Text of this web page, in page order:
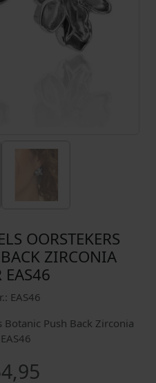
OORSTEKERS
ZIRCONIA
EAS46
EAS46
Botanic Push Back Zirconia